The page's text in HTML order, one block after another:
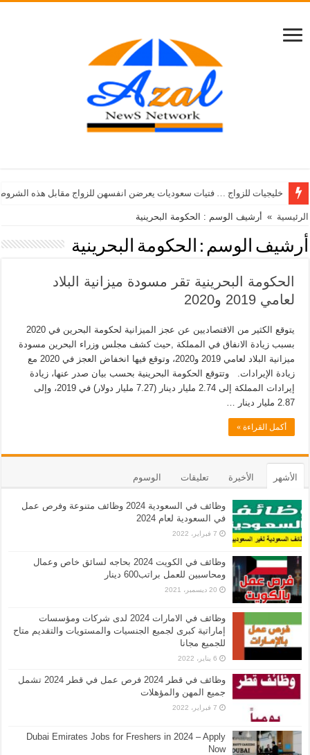
خليجيات للزواج … فتيات سعوديات يعرضن انفسهن للزواج مقابل هذه
الرئيسية » أرشيف الوسم : الحكومة البحرينية
أرشيف الوسم : الحكومة البحرينية
الحكومة البحرينية تقر مسودة ميزانية البلاد
لعامي 2019 و2020
يتوقع الكثير من الاقتصاديين عن عجز الميزانية لحكومة البحرين في 2020
بسبب زيادة الانفاق في المملكة ,حيث كشف مجلس وزراء البحرين مسودة
ميزانية البلاد لعامي 2019 و2020، وتوقع فيها انخفاض العجز في 2020 مع
زيادة الإيرادات. وتتوقع الحكومة البحرينية بحسب بيان صدر عنها، زيادة
إيرادات المملكة إلى 2.74 مليار دينار (7.27 مليار دولار) في 2019، وإلى
2.87 مليار دينار …
أكمل القراءة »
الأشهر الأخيرة تعليقات الوسوم
وظائف في السعودية 2024 وظائف متنوعة وفرص عمل
في السعودية لعام 2024
7 فبراير، 2022
وظائف في الكويت 2024 بحاجه لسائق خاص وعمال
ومحاسبين للعمل براتب600 دينار
20 ديسمبر، 2021
وظائف في الامارات 2024 لدى شركات ومؤسسات
إماراتية كبرى لجميع الجنسيات والمستويات والتقديم متاح
للجميع مجانا
6 يناير، 2022
وظائف في قطر 2024 فرص عمل في قطر 2024 تشمل
جميع المهن والمؤهلات
7 فبراير، 2022
Dubai Emirates Jobs for Freshers in 2024 – Apply
Now